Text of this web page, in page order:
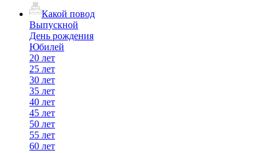
Какой повод
Выпускной
День рождения
Юбилей
20 лет
25 лет
30 лет
35 лет
40 лет
45 лет
50 лет
55 лет
60 лет